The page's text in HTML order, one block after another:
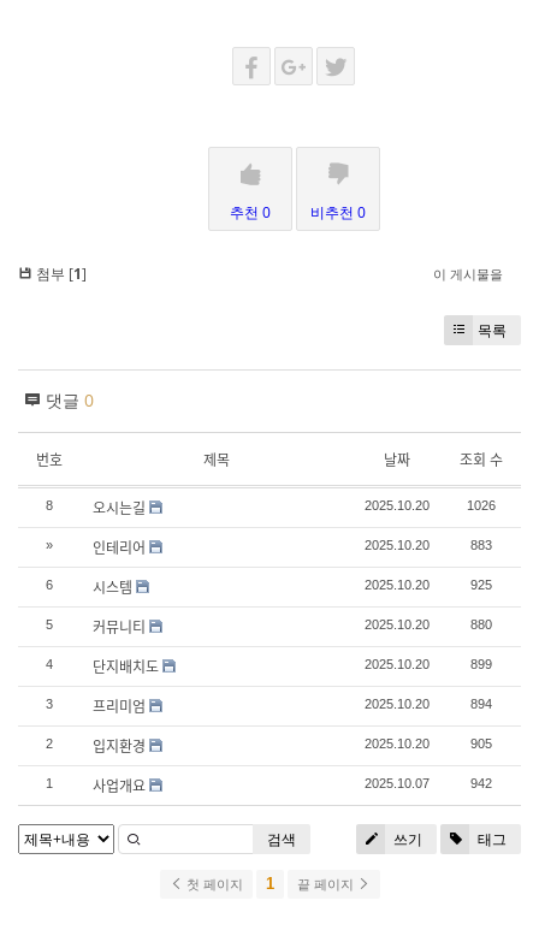
추천 0 비추천 0
첨부 [1] 이 게시물을
목록
댓글 0
번호 제목 날짜 조회 수
8 오시는길 2025.10.20 1026
» 인테리어 2025.10.20 883
6 시스템 2025.10.20 925
5 커뮤니티 2025.10.20 880
4 단지배치도 2025.10.20 899
3 프리미엄 2025.10.20 894
2 입지환경 2025.10.20 905
1 사업개요 2025.10.07 942
쓰기 태그
검색
첫 페이지 1 끝 페이지